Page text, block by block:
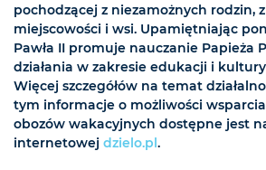
pochodzącej z niezamożnych rodzin, z
miejscowości i wsi. Upamiętniając
Pawła II promuje nauczanie Papieża
działania w zakresie edukacji i
Więcej szczegółów na temat
tym informacje o możliwości
obozów wakacyjnych dostępne jest
internetowej dzielo.pl.